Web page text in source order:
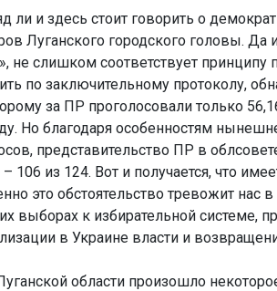
ли и здесь стоит говорить о
Луганского городского головы.
не слишком соответствует принципу
по заключительному протоколу,
за ПР проголосовали только
Но благодаря особенностям
представительство ПР в
– 106 из 124. Вот и получается, что
это обстоятельство тревожит нас
выборах к избирательной системе,
в Украине власти и
области произошло